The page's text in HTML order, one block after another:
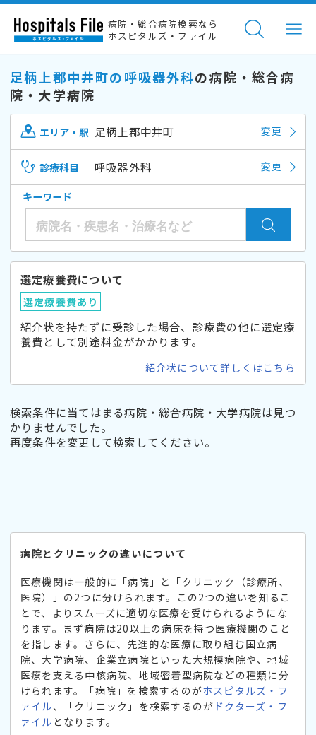
病院・総合病院検索なら
ホスピタルズ・ファイル
足柄上郡中井町の呼吸器外科の病院・総合病
院・大学病院
エリア・駅 足柄上郡中井町 変更
診療科目 呼吸器外科 変更
キーワード
選定療養費について
選定療養費あり
紹介状を持たずに受診した場合、診療費の他に選定療
養費として別途料金がかかります。
紹介状について詳しくはこちら
検索条件に当てはまる病院・総合病院・大学病院は見つ
かりませんでした。
再度条件を変更して検索してください。
病院とクリニックの違いについて
医療機関は一般的に「病院」と「クリニック（診療所、
医院）」の2つに分けられます。この2つの違いを知るこ
とで、よりスムーズに適切な医療を受けられるようにな
ります。まず病院は20以上の病床を持つ医療機関のこと
を指します。さらに、先進的な医療に取り組む国立病
院、大学病院、企業立病院といった大規模病院や、地域
医療を支える中核病院、地域密着型病院などの種類に分
けられます。「病院」を検索するのがホスピタルズ・フ
ァイル、「クリニック」を検索するのが ドクターズ・フ
ァイル となります。